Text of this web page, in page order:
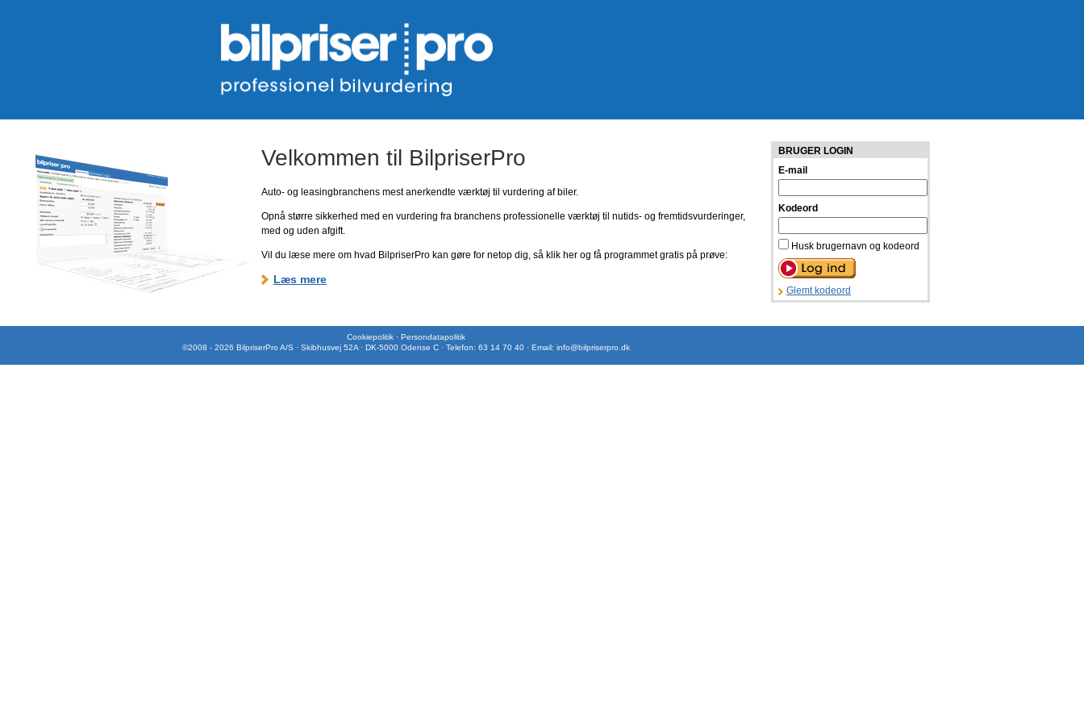
Velkommen til BilpriserPro
Auto- og leasingbranchens mest anerkendte værktøj til vurdering af biler.
Opnå større sikkerhed med en vurdering fra branchens professionelle værktøj til nutids- og fremtidsvurderinger,
med og uden afgift.
Vil du læse mere om hvad BilpriserPro kan gøre for netop dig, så klik her og få programmet gratis på prøve:
Læs mere
BRUGER LOGIN
E-mail
Kodeord
Husk brugernavn og kodeord
Glemt kodeord
Cookiepolitik · Persondatapolitik
©2008 - 2026 BilpriserPro A/S · Skibhusvej 52A · DK-5000 Odense C · Telefon: 63 14 70 40 · Email: info@bilpriserpro.dk